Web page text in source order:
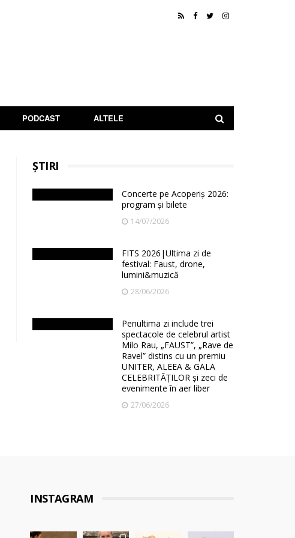
PODCAST ALTELE
ȘTIRI
Concerte pe Acoperiș 2026:
program și bilete
14/07/2026
FITS 2026|Ultima zi de
festival: Faust, drone,
lumini&muzică
28/06/2026
Penultima zi include trei
spectacole de celebrul artist
Milo Rau, „FAUST”, „Rave de
Ravel” distins cu un premiu
UNITER, ALEEA & GALA
CELEBRITĂȚILOR și zeci de
evenimente în aer liber
27/06/2026
INSTAGRAM